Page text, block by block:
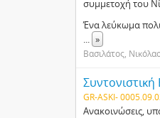
συμμετοχή του
Ένα λεύκωμα
... »
Βασιλάτος,
GR-ASKI-
Ανακοινώσεις,